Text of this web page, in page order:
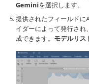
Geminiを選択します。
提供されたフィールドに
イダーによって発行され、
成できます。 モデルリス